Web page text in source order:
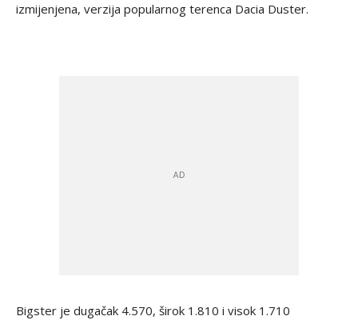
izmijenjena, verzija popularnog terenca Dacia Duster.
Bigster je dugačak 4.570, širok 1.810 i visok 1.710